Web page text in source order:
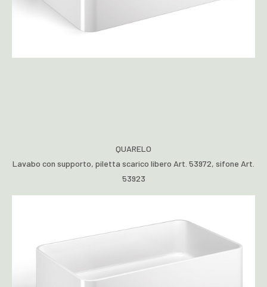
QUARELO
Lavabo con supporto, piletta scarico libero Art. 53972, sifone Art.
53923